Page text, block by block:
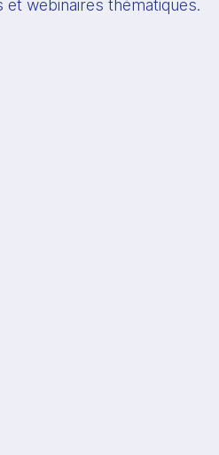
webinaires thématiques.